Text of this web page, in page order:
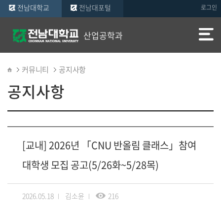
로그인
전남대학교 전남대포털
산업공학과
커뮤니티 공지사항
공지사항
[교내] 2026년 「CNU 반올림 클래스」참여
대학생 모집 공고(5/26화~5/28목)
2026.05.18 김소윤 216